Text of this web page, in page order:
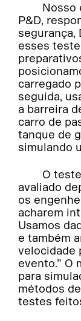
Nosso
P&D,
segurança,
esses
carregado
seguida,
a barreira
carro de
tanque de
simulando
O
avaliado
os
acharem
Usamos
e também
velocidade
evento.” O
para
métodos
testes